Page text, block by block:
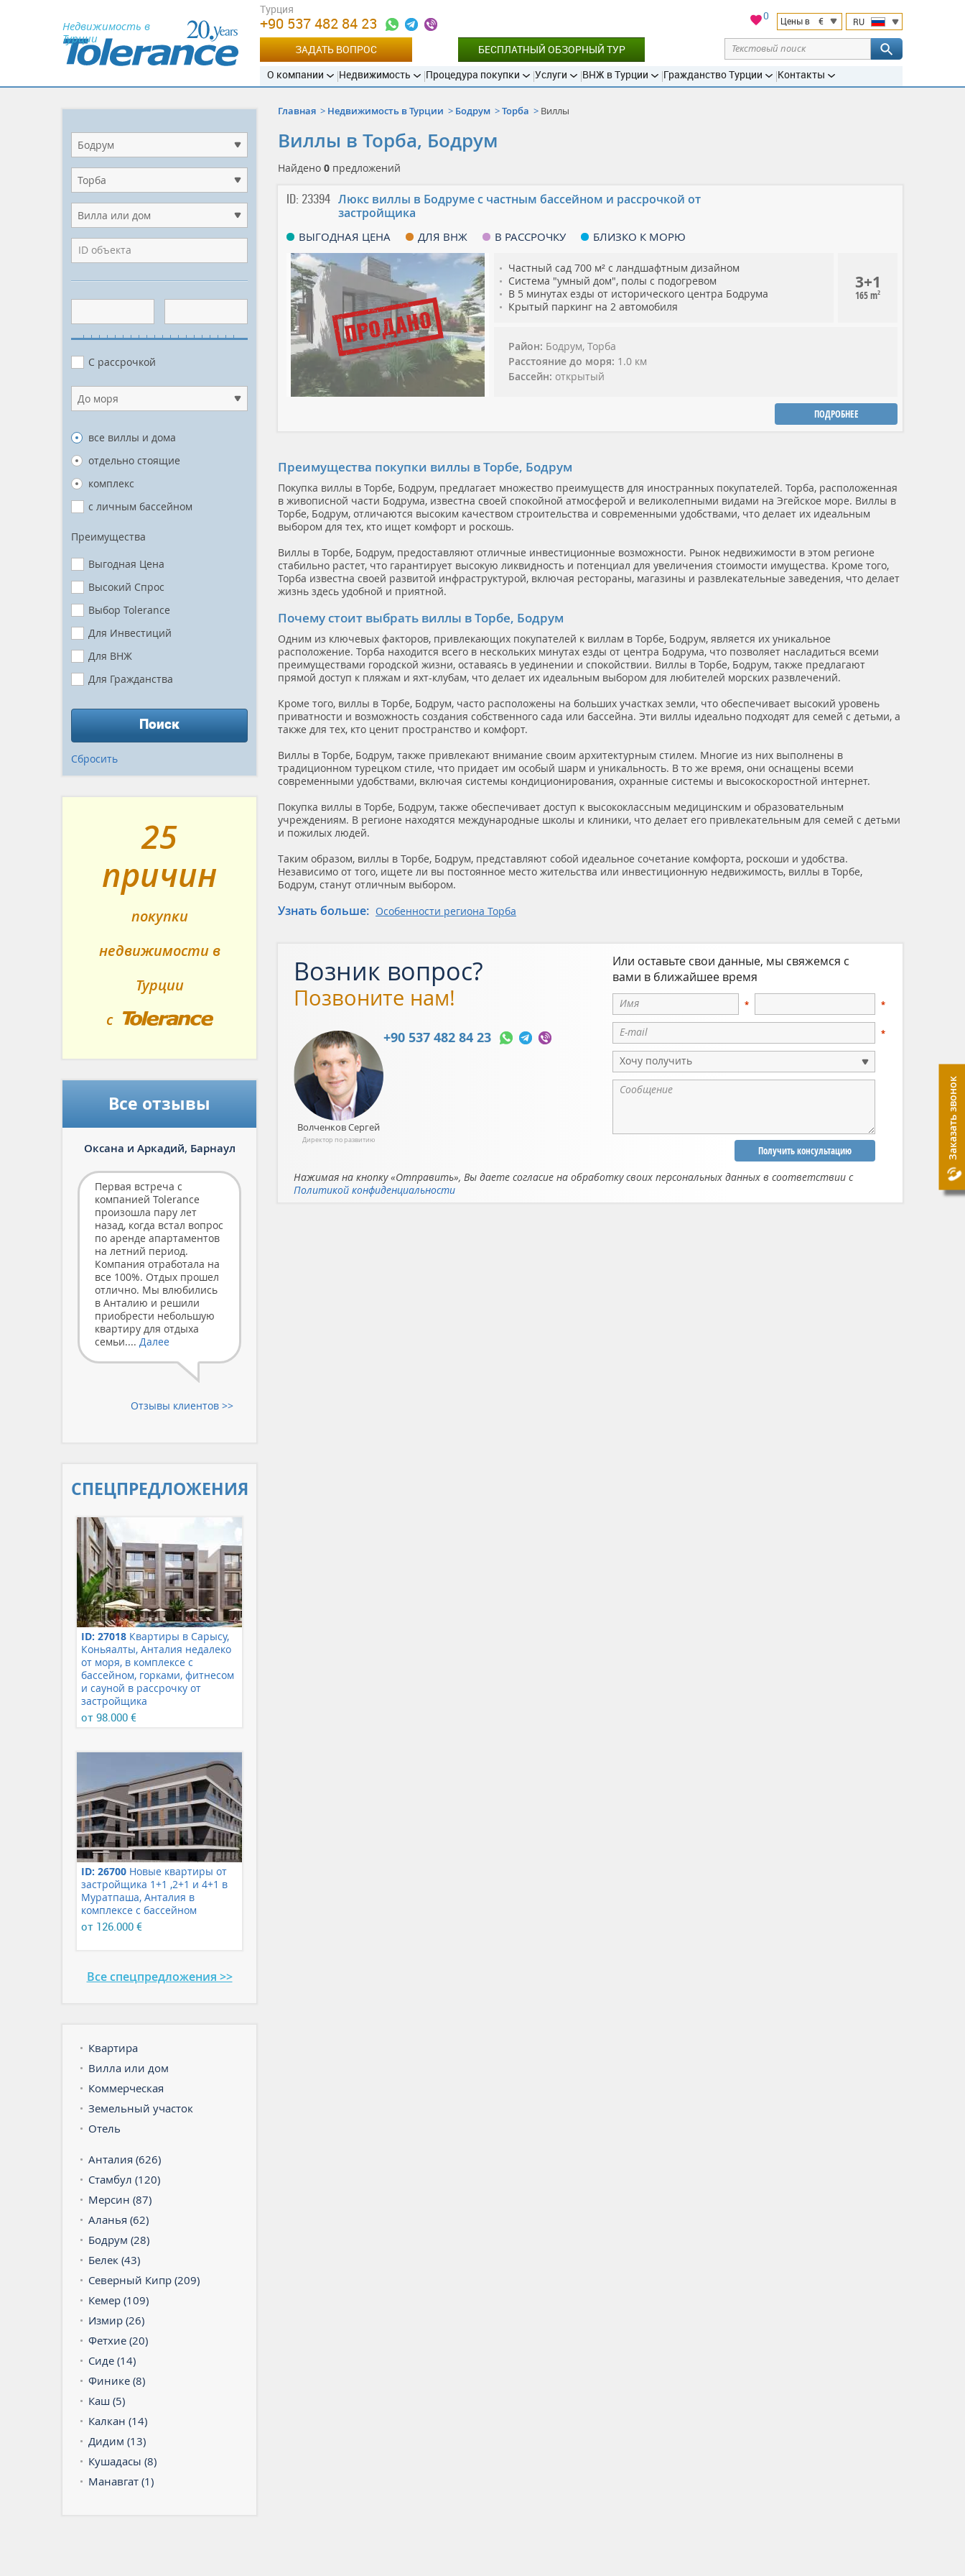
Недвижимость в
Турции
Турция
+90 537 482 84 23 0 Цены в € RU
ЗАДАТЬ ВОПРОС
БЕСПЛАТНЫЙ ОБЗОРНЫЙ ТУР
О компании
Недвижимость Процедура покупки Услуги ВНЖ в Турции Гражданство Турции Контакты
Главная Недвижимость в Турции Бодрум Торба Виллы
Виллы в Торба, Бодрум
Найдено0 предложений
ID: 23394 Люкс виллы в Бодруме с частным бассейном и рассрочкой от
застройщика
ВЫГОДНАЯ ЦЕНА ДЛЯ ВНЖ В РАССРОЧКУ БЛИЗКО К МОРЮ
3+1
165 m2
Частный сад 700 м² с ландшафтным дизайном
Система "умный дом", полы с подогревом
В 5 минутах езды от исторического центра Бодрума
Крытый паркинг на 2 автомобиля
Район Бодрум, Торба
Расстояние до моря 1.0 км
Бассейн открытый
ПОДРОБНЕЕ
Преимущества покупки виллы в Торбе, Бодрум
Покупка виллы в Торбе, Бодрум, предлагает множество преимуществ для иностранных покупателей. Торба, расположенная
в живописной части Бодрума, известна своей спокойной атмосферой и великолепными видами на Эгейское море. Виллы в
Торбе, Бодрум, отличаются высоким качеством строительства и современными удобствами, что делает их идеальным
выбором для тех, кто ищет комфорт и роскошь.
Виллы в Торбе, Бодрум, предоставляют отличные инвестиционные возможности. Рынок недвижимости в этом регионе
стабильно растет, что гарантирует высокую ликвидность и потенциал для увеличения стоимости имущества. Кроме того,
Торба известна своей развитой инфраструктурой, включая рестораны, магазины и развлекательные заведения, что делает
жизнь здесь удобной и приятной.
Почему стоит выбрать виллы в Торбе, Бодрум
Одним из ключевых факторов, привлекающих покупателей к виллам в Торбе, Бодрум, является их уникальное
расположение. Торба находится всего в нескольких минутах езды от центра Бодрума, что позволяет насладиться всеми
преимуществами городской жизни, оставаясь в уединении и спокойствии. Виллы в Торбе, Бодрум, также предлагают
прямой доступ к пляжам и яхт-клубам, что делает их идеальным выбором для любителей морских развлечений.
Кроме того, виллы в Торбе, Бодрум, часто расположены на больших участках земли, что обеспечивает высокий уровень
приватности и возможность создания собственного сада или бассейна. Эти виллы идеально подходят для семей с детьми, а
также для тех, кто ценит пространство и комфорт.
Виллы в Торбе, Бодрум, также привлекают внимание своим архитектурным стилем. Многие из них выполнены в
традиционном турецком стиле, что придает им особый шарм и уникальность. В то же время, они оснащены всеми
современными удобствами, включая системы кондиционирования, охранные системы и высокоскоростной интернет.
Покупка виллы в Торбе, Бодрум, также обеспечивает доступ к высококлассным медицинским и образовательным
учреждениям. В регионе находятся международные школы и клиники, что делает его привлекательным для семей с детьми
и пожилых людей.
Таким образом, виллы в Торбе, Бодрум, представляют собой идеальное сочетание комфорта, роскоши и удобства.
Независимо от того, ищете ли вы постоянное место жительства или инвестиционную недвижимость, виллы в Торбе,
Бодрум, станут отличным выбором.
Узнать больше Особенности региона Торба
Возник вопрос?
Позвоните нам!
Волченков Сергей
Директор по развитию
+90 537 482 84 23
Или оставьте свои данные, мы свяжемся с
вами в ближайшее время
Хочу получить
Получить консультацию
Нажимая на кнопку «Отправить», Вы даете согласие на обработку своих персональных данных в соответствии с
Политикой конфиденциальности
Бодрум
Торба
Вилла или дом
С рассрочкой
До моря
все виллы и дома
отдельно стоящие
комплекс
с личным бассейном
Преимущества
Выгодная Цена
Высокий Спрос
Выбор Tolerance
Для Инвестиций
Для ВНЖ
Для Гражданства
В Рассрочку
Гарантия Аренды
Недорого
Новостройка
С Мебелью
Поиск
Сбросить
25
причин
покупки
недвижимости в
Турции
с
Все отзывы
Оксана и Аркадий, Барнаул
Первая встреча с
компанией Tolerance
произошла пару лет
назад, когда встал вопрос
по аренде апартаментов
на летний период.
Компания отработала на
все 100%. Отдых прошел
отлично. Мы влюбились
в Анталию и решили
приобрести небольшую
квартиру для отдыха
семьи.... Далее
Отзывы клиентов >>
СПЕЦ­ПРЕДЛОЖЕНИЯ
ID: 27018 Квартиры в Сарысу,
Коньяалты, Анталия недалеко
от моря, в комплексе с
бассейном, горками, фитнесом
и сауной в рассрочку от
застройщика
от 98.000 €
ID: 26700 Новые квартиры от
застройщика 1+1 ,2+1 и 4+1 в
Муратпаша, Анталия в
комплексе с бассейном
от 126.000 €
Все спецпредложения >>
Квартира
Вилла или дом
Коммерческая
Земельный участок
Отель
Анталия (626)
Стамбул (120)
Мерсин (87)
Аланья (62)
Бодрум (28)
Белек (43)
Северный Кипр (209)
Кемер (109)
Измир (26)
Фетхие (20)
Сиде (14)
Финике (8)
Каш (5)
Калкан (14)
Дидим (13)
Кушадасы (8)
Манавгат (1)
Заказать звонок